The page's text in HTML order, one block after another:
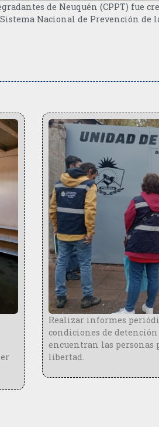
de Neuquén (CPPT) fue
Nacional de Prevención de
Realizar informes
condiciones de detención
encuentran las personas
libertad.